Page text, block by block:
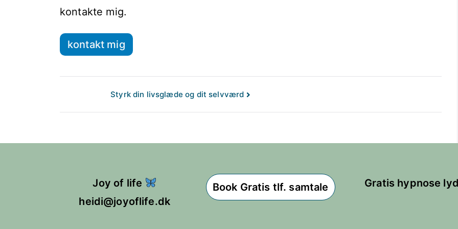
kontakte mig.
kontakt mig
Indlægsnavigation
Styrk din livsglæde og dit selvværd
Joy of life
heidi@joyoflife.dk
Book Gratis tlf. samtale Gratis hypnose